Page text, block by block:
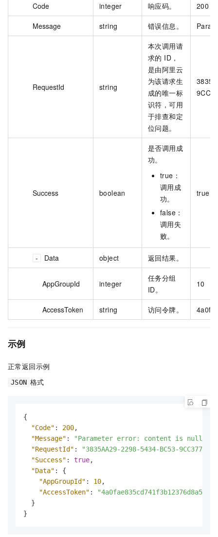
Code integer 响应码。 200
Message string 错误信息。
RequestId string
本次调用请
求的 ID，
是由阿里云
为该请求生
成的唯一标
识符，可用
于排查和定
位问题。
Success boolean
是否调用成
功。
true：
调用成
功。
false：
调用失
败。
true
Data object 返回结果。
AppGroupId integer
任务分组
ID。
10
AccessToken string 访问令牌。
示例
正常返回示例
JSON 格式
{
"Code" : 200,
"Message" :
"Parameter error: content is null.\n"
"RequestId" :
"3835AA29-2298-5434-BC53-
"Success" : true,
"Data" :
{
"AppGroupId" : 10,
"AccessToken" :
}
}